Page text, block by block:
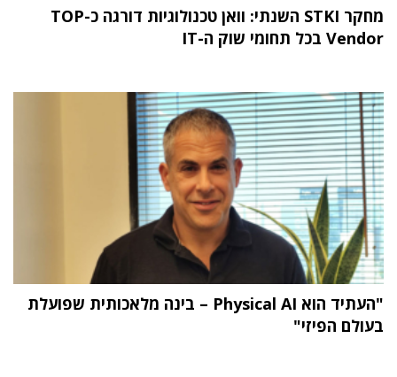
מחקר STKI השנתי: וואן טכנולוגיות דורגה כ-TOP
Vendor בכל תחומי שוק ה-IT
"העתיד הוא Physical AI – בינה מלאכותית שפועלת
בעולם הפיזי"